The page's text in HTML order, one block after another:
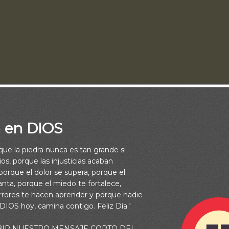
confrontó a Saúl, en la ocasión en que este le había perdonado
argumentar que había cumplido la Palabra de Dios. Ante la
confesó que había quebrantado el mandamiento del
reconocimiento se vio empañado por la débil justificación
DIOS
la piedra nunca es tan grande si
porque las injusticias acaban
el dolor se supera, porque el
porque el miedo te fortalece,
te hacen aprender y porque nadie
hoy, camina contigo. Feliz Día."